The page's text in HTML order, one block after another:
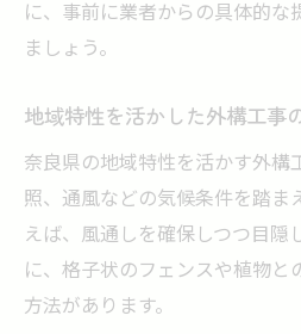
に、事前に業者からの具体的な
ましょう。
地域特性を活かした外構工事
奈良県の地域特性を活かす外構
照、通風などの気候条件を踏ま
えば、風通しを確保しつつ目隠
に、格子状のフェンスや植物と
方法があります。